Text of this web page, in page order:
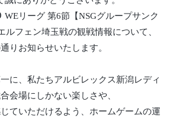
リーグ 第6節【NSGグループサンク
ルフェン埼玉戦の観戦情報について、
通りお知らせいたします。
に、私たちアルビレックス新潟レディ
会場にしかない楽しさや、
ていただけるよう、ホームゲームの運